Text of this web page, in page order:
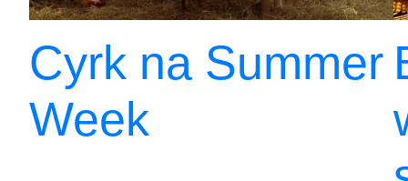
Cyrk na Summer
Week